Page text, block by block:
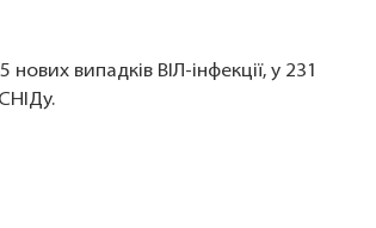
випадків ВІЛ-інфекції, у 231